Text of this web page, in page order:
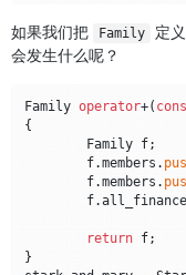
如果我们把 Family 定
会发生什么呢？
Family operator+(
{
	f.members.
	f.members.
return f;
}